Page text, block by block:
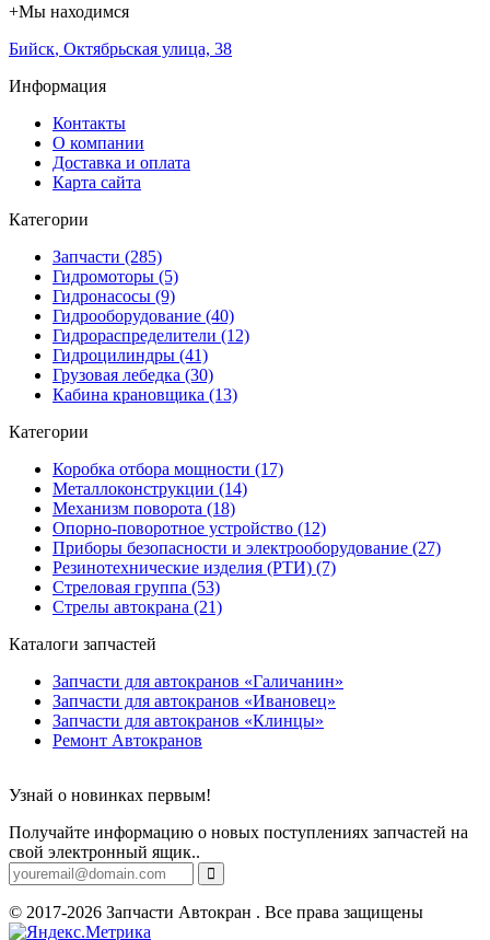
+Мы находимся
Бийск, Октябрьская улица, 38
Информация
Контакты
О компании
Доставка и оплата
Карта сайта
Категории
Запчасти (285)
Гидромоторы (5)
Гидронасосы (9)
Гидрооборудование (40)
Гидрораспределители (12)
Гидроцилиндры (41)
Грузовая лебедка (30)
Кабина крановщика (13)
Категории
Коробка отбора мощности (17)
Металлоконструкции (14)
Механизм поворота (18)
Опорно-поворотное устройство (12)
Приборы безопасности и электрооборудование (27)
Резинотехнические изделия (РТИ) (7)
Стреловая группа (53)
Стрелы автокрана (21)
Каталоги запчастей
Запчасти для автокранов «Галичанин»
Запчасти для автокранов «Ивановец»
Запчасти для автокранов «Клинцы»
Ремонт Автокранов
Узнай о новинках первым!
Получайте информацию о новых поступлениях запчастей на
свой электронный ящик..
© 2017-2026 Запчасти Автокран . Все права защищены